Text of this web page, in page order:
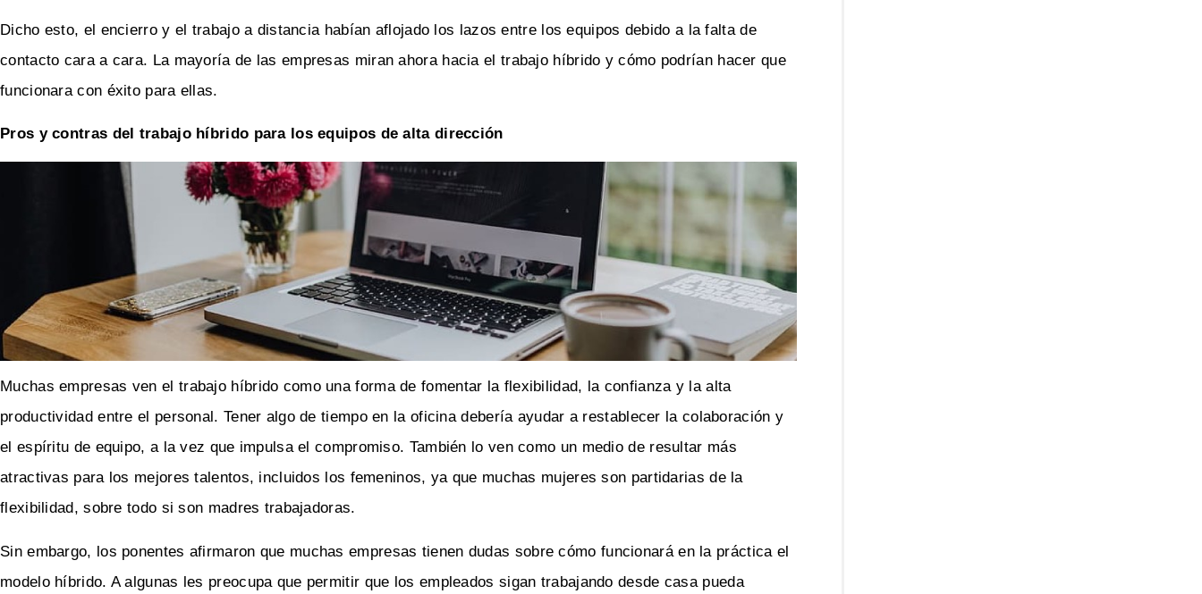
Dicho esto, el encierro y el trabajo a distancia habían aflojado los lazos entre los equipos debido a la falta de
contacto cara a cara. La mayoría de las empresas miran ahora hacia el trabajo híbrido y cómo podrían hacer que
funcionara con éxito para ellas.
Pros y contras del trabajo híbrido para los equipos de alta dirección
Muchas empresas ven el trabajo híbrido como una forma de fomentar la flexibilidad, la confianza y la alta
productividad entre el personal. Tener algo de tiempo en la oficina debería ayudar a restablecer la colaboración y
el espíritu de equipo, a la vez que impulsa el compromiso. También lo ven como un medio de resultar más
atractivas para los mejores talentos, incluidos los femeninos, ya que muchas mujeres son partidarias de la
flexibilidad, sobre todo si son madres trabajadoras.
Sin embargo, los ponentes afirmaron que muchas empresas tienen dudas sobre cómo funcionará en la práctica el
modelo híbrido. A algunas les preocupa que permitir que los empleados sigan trabajando desde casa pueda